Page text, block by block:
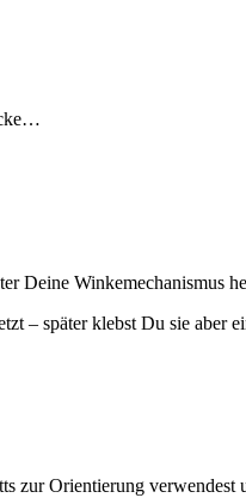
Deine Winkemechanismus
– später klebst Du sie aber
zur Orientierung